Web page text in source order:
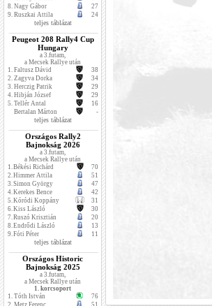
8. Nagy Gábor
27
9. Ruszkai Attila 24
teljes táblázat
Peugeot 208 Rally4 Cup
Hungary
a 3.futam,
a Mecsek Rallye után
1. Faltusz Dávid
38
2. Zagyva Dorka
34
3. Herczig Patrik
29
4. Hibján József
29
5. Tellér Antal
16
Bertalan Márton
-
teljes táblázat
Országos Rally2
Bajnokság 2026
a 3.futam,
a Mecsek Rallye után
1.Békési Richárd
70
2.Himmer Attila
51
3.Simon György
47
4.Kerekes Bence
42
5.Kóródi Koppány
31
6.Kiss László
30
7.Ruszó Krisztián
20
8.Endrődi László
13
9.Fóti Péter 11
teljes táblázat
Országos Historic
Bajnokság 2025
a 3.futam,
a Mecsek Rallye után
1. korcsoport
1. Tóth István
76
2. Metz Ferenc 51